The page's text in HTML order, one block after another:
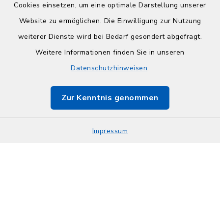
Cookies einsetzen, um eine optimale Darstellung unserer
Website zu ermöglichen. Die Einwilligung zur Nutzung
weiterer Dienste wird bei Bedarf gesondert abgefragt.
Weitere Informationen finden Sie in unseren
Datenschutzhinweisen.
Zur Kenntnis genommen
Impressum
Barrierefreiheit
Impressum
Sitemap